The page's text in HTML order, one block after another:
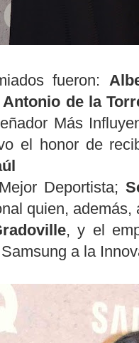
fueron:
Antonio de la
Más
el honor de
Deportista;
quien,
, y el
a la